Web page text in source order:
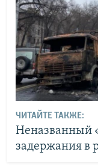
ЧИТАЙТЕ ТАКЖЕ:
Неназванный
задержания в